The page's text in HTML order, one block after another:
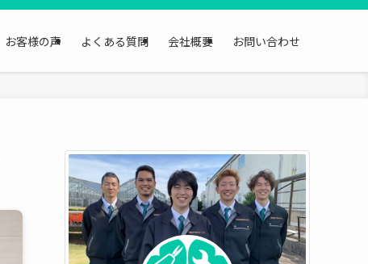
お客様の声 よくある質問 会社概要 お問い合わせ